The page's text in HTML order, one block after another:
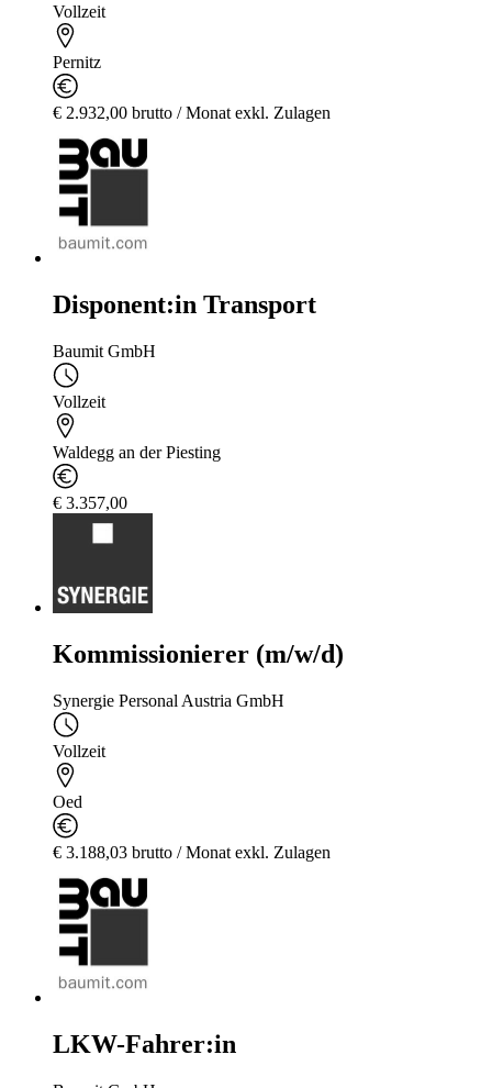
Vollzeit
Pernitz
€ 2.932,00 brutto / Monat exkl. Zulagen
Disponent:in Transport
Baumit GmbH
Vollzeit
Waldegg an der Piesting
€ 3.357,00
Kommissionierer (m/w/d)
Synergie Personal Austria GmbH
Vollzeit
Oed
€ 3.188,03 brutto / Monat exkl. Zulagen
LKW-Fahrer:in